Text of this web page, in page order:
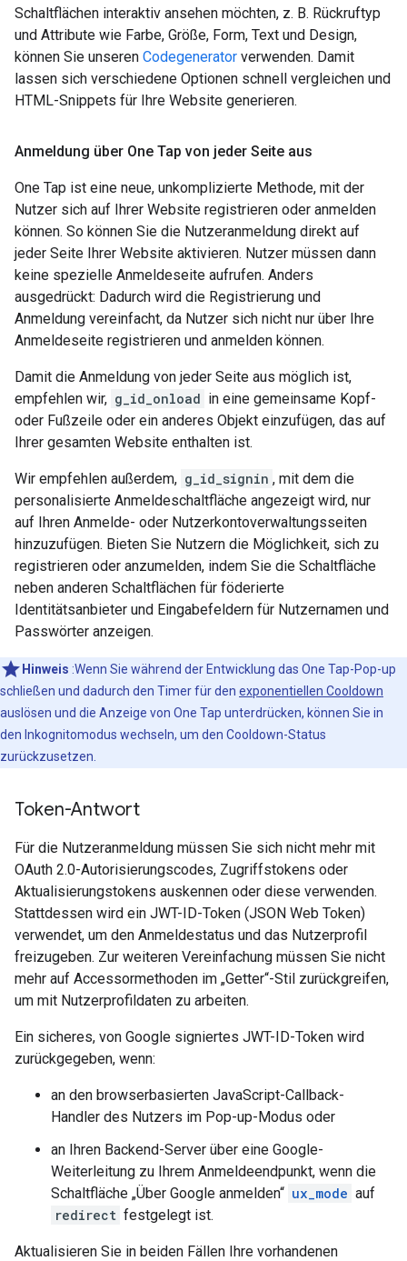
Schaltflächen interaktiv ansehen möchten, z. B. Rückruftyp
und Attribute wie Farbe, Größe, Form, Text und Design,
können Sie unseren Codegenerator verwenden. Damit
lassen sich verschiedene Optionen schnell vergleichen und
HTML-Snippets für Ihre Website generieren.
Anmeldung über One Tap von jeder Seite aus
One Tap ist eine neue, unkomplizierte Methode, mit der
Nutzer sich auf Ihrer Website registrieren oder anmelden
können. So können Sie die Nutzeranmeldung direkt auf
jeder Seite Ihrer Website aktivieren. Nutzer müssen dann
keine spezielle Anmeldeseite aufrufen. Anders
ausgedrückt: Dadurch wird die Registrierung und
Anmeldung vereinfacht, da Nutzer sich nicht nur über Ihre
Anmeldeseite registrieren und anmelden können.
Damit die Anmeldung von jeder Seite aus möglich ist,
empfehlen wir, g_id_onload in eine gemeinsame Kopf-
oder Fußzeile oder ein anderes Objekt einzufügen, das auf
Ihrer gesamten Website enthalten ist.
Wir empfehlen außerdem, g_id_signin , mit dem die
personalisierte Anmeldeschaltfläche angezeigt wird, nur
auf Ihren Anmelde- oder Nutzerkontoverwaltungsseiten
hinzuzufügen. Bieten Sie Nutzern die Möglichkeit, sich zu
registrieren oder anzumelden, indem Sie die Schaltfläche
neben anderen Schaltflächen für föderierte
Identitätsanbieter und Eingabefeldern für Nutzernamen und
Passwörter anzeigen.
Hinweis :Wenn Sie während der Entwicklung das One Tap-Pop-up
schließen und dadurch den Timer für den exponentiellen Cooldown
auslösen und die Anzeige von One Tap unterdrücken, können Sie in
den Inkognitomodus wechseln, um den Cooldown-Status
zurückzusetzen.
Token-Antwort
Für die Nutzeranmeldung müssen Sie sich nicht mehr mit
OAuth 2.0-Autorisierungscodes, Zugriffstokens oder
Aktualisierungstokens auskennen oder diese verwenden.
Stattdessen wird ein JWT-ID-Token (JSON Web Token)
verwendet, um den Anmeldestatus und das Nutzerprofil
freizugeben. Zur weiteren Vereinfachung müssen Sie nicht
mehr auf Accessormethoden im „Getter“-Stil zurückgreifen,
um mit Nutzerprofildaten zu arbeiten.
Ein sicheres, von Google signiertes JWT-ID-Token wird
zurückgegeben, wenn:
an den browserbasierten JavaScript-Callback-
Handler des Nutzers im Pop-up-Modus oder
an Ihren Backend-Server über eine Google-
Weiterleitung zu Ihrem Anmeldeendpunkt, wenn die
Schaltfläche „Über Google anmelden“ ux_mode auf
redirect festgelegt ist.
Aktualisieren Sie in beiden Fällen Ihre vorhandenen